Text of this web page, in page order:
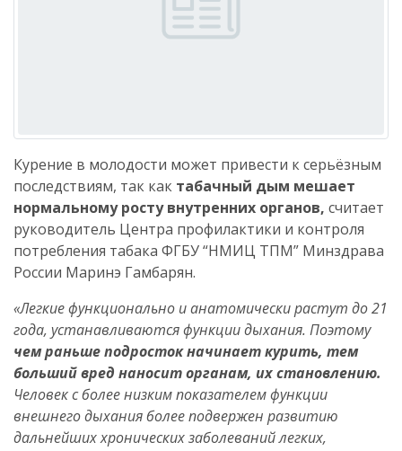
Курение в молодости может привести к серьёзным
последствиям, так как табачный дым мешает
нормальному росту внутренних органов, считает
руководитель Центра профилактики и контроля
потребления табака ФГБУ “НМИЦ ТПМ” Минздрава
России Маринэ Гамбарян.
«Легкие функционально и анатомически растут до 21
года, устанавливаются функции дыхания. Поэтому
чем раньше подросток начинает курить, тем
больший вред наносит органам, их становлению.
Человек с более низким показателем функции
внешнего дыхания более подвержен развитию
дальнейших хронических заболеваний легких,